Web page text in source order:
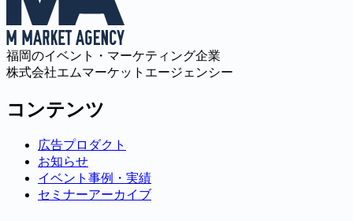
福岡のイベント・マーケティング企業
株式会社エムマーケットエージェンシー
コンテンツ
広告プロダクト
お知らせ
イベント事例・実績
セミナーアーカイブ